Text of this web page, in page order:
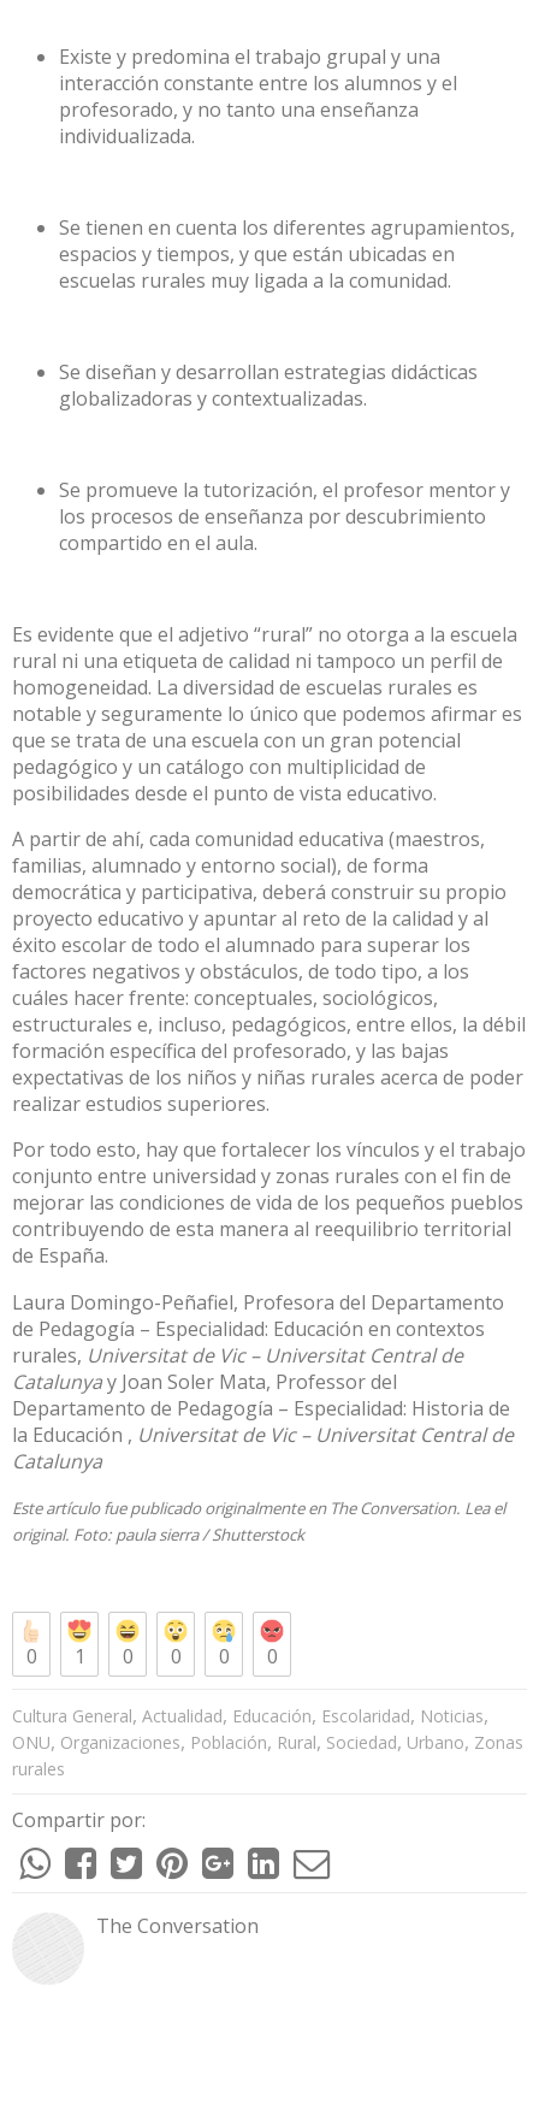
Existe y predomina el trabajo grupal y una
interacción constante entre los alumnos y el
profesorado, y no tanto una enseñanza
individualizada.
Se tienen en cuenta los diferentes agrupamientos,
espacios y tiempos, y que están ubicadas en
escuelas rurales muy ligada a la comunidad.
Se diseñan y desarrollan estrategias didácticas
globalizadoras y contextualizadas.
Se promueve la tutorización, el profesor mentor y
los procesos de enseñanza por descubrimiento
compartido en el aula.
Es evidente que el adjetivo “rural” no otorga a la escuela
rural ni una etiqueta de calidad ni tampoco un perfil de
homogeneidad. La diversidad de escuelas rurales es
notable y seguramente lo único que podemos afirmar es
que se trata de una escuela con un gran potencial
pedagógico y un catálogo con multiplicidad de
posibilidades desde el punto de vista educativo.
A partir de ahí, cada comunidad educativa (maestros,
familias, alumnado y entorno social), de forma
democrática y participativa, deberá construir su propio
proyecto educativo y apuntar al reto de la calidad y al
éxito escolar de todo el alumnado para superar los
factores negativos y obstáculos, de todo tipo, a los
cuáles hacer frente: conceptuales, sociológicos,
estructurales e, incluso, pedagógicos, entre ellos, la débil
formación específica del profesorado, y las bajas
expectativas de los niños y niñas rurales acerca de poder
realizarestudios superiores.
Por todo esto, hay que fortalecer los vínculos y el trabajo
conjunto entre universidad y zonas rurales con el fin de
mejorar las condiciones de vida de los pequeños pueblos
contribuyendo de esta manera al reequilibrio territorial
de España.
Laura Domingo-Peñafiel, Profesora del Departamento
de Pedagogía – Especialidad: Educación en contextos
rurales, Universitat de Vic – Universitat Central de
Catalunyay Joan Soler Mata, Professor del
Departamento de Pedagogía – Especialidad: Historia de
la Educación , Universitat de Vic – Universitat Central de
Catalunya
Este artículo fue publicado originalmente en The Conversation. Lea el
original. Foto: paula sierra / Shutterstock
0 1 0 0 0 0
Cultura General, Actualidad, Educación, Escolaridad, Noticias,
ONU, Organizaciones, Población, Rural, Sociedad, Urbano, Zonas
rurales
Compartir por:
The Conversation